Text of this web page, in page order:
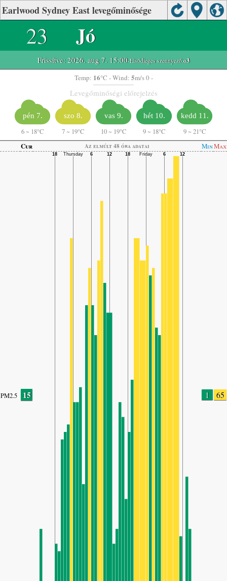
Earlwood Sydney East levegőminősége
23 Jó
Frissítve: 2026. aug 7. 15:00-Elsődleges szennyező:o3
Temp: 16°C - Wind: 5m/s 0 -
Levegőminőségi előrejelzés
pén 7.
6 ~ 18°C
szo 8.
7 ~ 19°C
vas 9.
10 ~ 19°C
hét 10.
9 ~ 18°C
kedd 11.
9 ~ 21°C
Cur
Az elmúlt 48 óra adatai MinMax
PM2.5 15 1 65